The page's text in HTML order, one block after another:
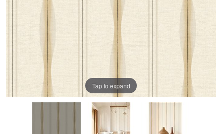
Tap to expand